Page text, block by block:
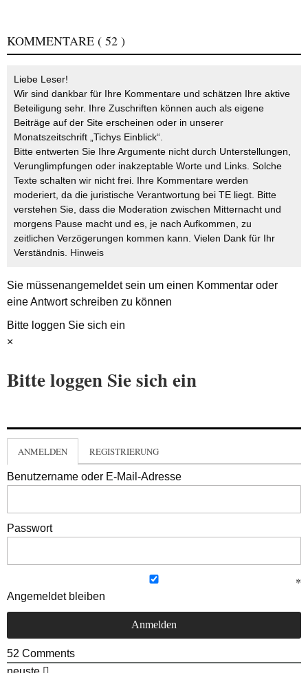
KOMMENTARE ( 52 )
Liebe Leser!
Wir sind dankbar für Ihre Kommentare und schätzen Ihre aktive
Beteiligung sehr. Ihre Zuschriften können auch als eigene
Beiträge auf der Site erscheinen oder in unserer
Monatszeitschrift „Tichys Einblick“.
Bitte entwerten Sie Ihre Argumente nicht durch Unterstellungen,
Verunglimpfungen oder inakzeptable Worte und Links. Solche
Texte schalten wir nicht frei. Ihre Kommentare werden
moderiert, da die juristische Verantwortung bei TE liegt. Bitte
verstehen Sie, dass die Moderation zwischen Mitternacht und
morgens Pause macht und es, je nach Aufkommen, zu
zeitlichen Verzögerungen kommen kann. Vielen Dank für Ihr
Verständnis. Hinweis
Sie müssenangemeldetsein um einen Kommentar oder
eine Antwort schreiben zu können
Bitte loggen Sie sich ein
×
Bitte loggen Sie sich ein
ANMELDEN REGISTRIERUNG
Benutzername oder E-Mail-Adresse
Passwort
Angemeldet bleiben
52 Comments